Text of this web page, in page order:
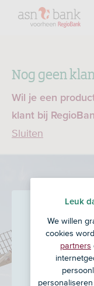
Nog geen
Wil je een
klant bij
Sluiten
De
Wolvega
Leuk
We willen
cookies
partners